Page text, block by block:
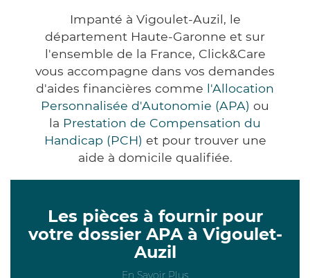
Impanté à Vigoulet-Auzil, le
département Haute-Garonne et sur
l'ensemble de la France, Click&Care
vous accompagne dans vos demandes
d'aides financières comme l'Allocation
Personnalisée d'Autonomie (APA) ou
la Prestation de Compensation du
Handicap (PCH) et pour trouver une
aide à domicile qualifiée.
Les pièces à fournir pour
votre dossier APA à Vigoulet-
Auzil
En Savoir Plus